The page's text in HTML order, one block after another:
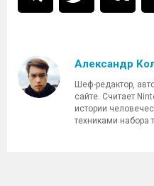
Александр
Шеф-редактор,
сайте. Считает
истории
техниками набора